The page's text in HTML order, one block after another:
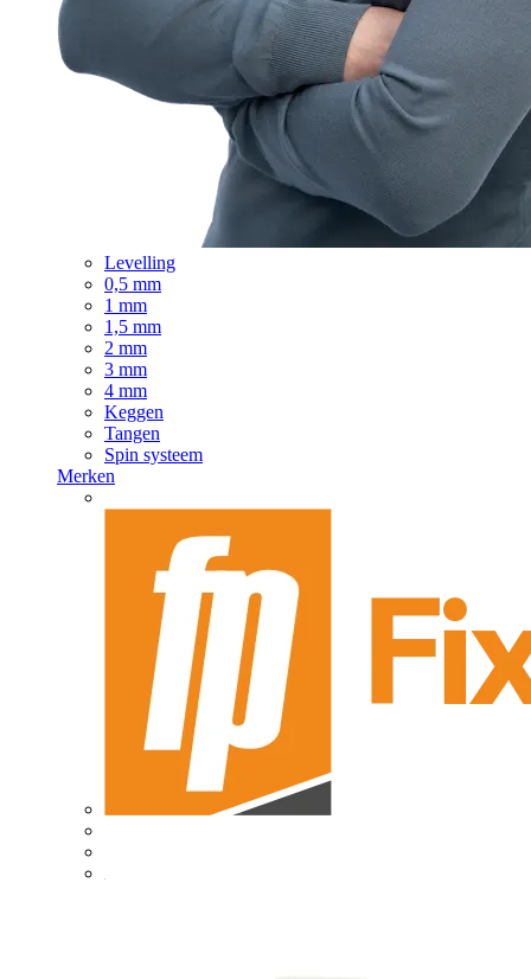
Levelling
0,5 mm
1 mm
1,5 mm
2 mm
3 mm
4 mm
Keggen
Tangen
Spin systeem
Merken